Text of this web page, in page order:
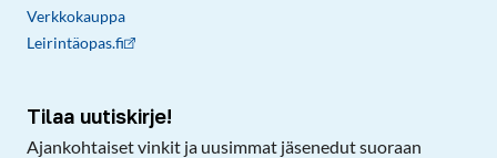
Verkkokauppa
Leirintäopas.fi
Tilaa uutiskirje!
Ajankohtaiset vinkit ja uusimmat jäsenedut suoraan